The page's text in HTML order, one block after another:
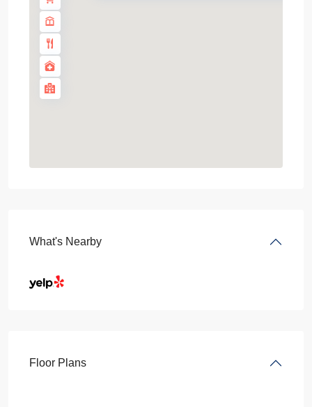
What's Nearby
Floor Plans